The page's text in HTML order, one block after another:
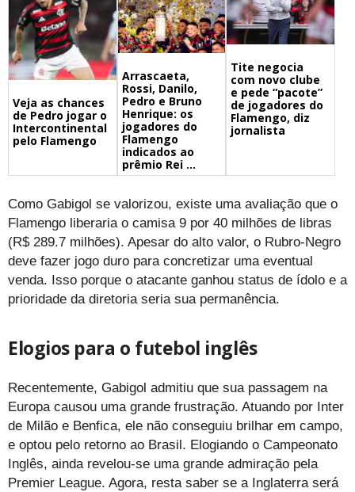
Veja as chances
de Pedro jogar o
Intercontinental
pelo Flamengo
Arrascaeta,
Rossi, Danilo,
Pedro e Bruno
Henrique: os
jogadores do
Flamengo
indicados ao
prêmio Rei ...
Tite negocia
com novo clube
e pede “pacote”
de jogadores do
Flamengo, diz
jornalista
Como Gabigol se valorizou, existe uma avaliação que o
Flamengo liberaria o camisa 9 por 40 milhões de libras
(R$ 289.7 milhões). Apesar do alto valor, o Rubro-Negro
deve fazer jogo duro para concretizar uma eventual
venda. Isso porque o atacante ganhou status de ídolo e a
prioridade da diretoria seria sua permanência.
Elogios para o futebol inglês
Recentemente, Gabigol admitiu que sua passagem na
Europa causou uma grande frustração. Atuando por Inter
de Milão e Benfica, ele não conseguiu brilhar em campo,
e optou pelo retorno ao Brasil. Elogiando o Campeonato
Inglês, ainda revelou-se uma grande admiração pela
Premier League. Agora, resta saber se a Inglaterra será